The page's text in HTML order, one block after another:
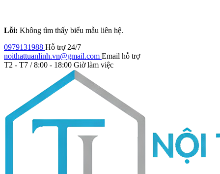
Lỗi: Không tìm thấy biểu mẫu liên hệ.
0979131988 Hỗ trợ 24/7
noithattuanlinh.vn@gmail.com Email hỗ trợ
T2 - T7 / 8:00 - 18:00 Giờ làm việc